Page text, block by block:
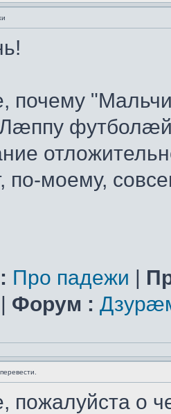
почему
по-моему,
Про падежи |
Форум :
пожалуйста о